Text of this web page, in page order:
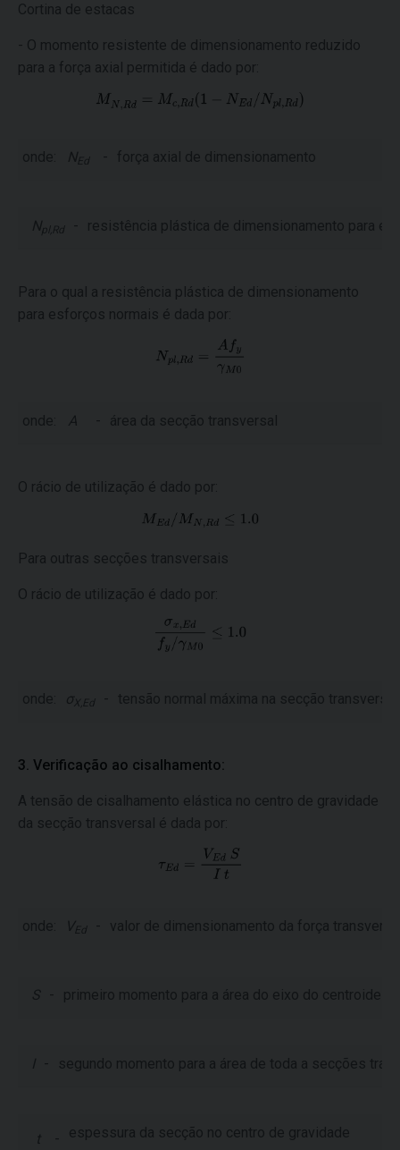
Cortina de estacas
- O momento resistente de dimensionamento reduzido
para a força axial permitida é dado por:
onde: NEd - força axial de dimensionamento
Npl,Rd - resistência plástica de dimensionamento para
Para o qual a resistência plástica de dimensionamento
para esforços normais é dada por:
onde: A - área da secção transversal
O rácio de utilização é dado por:
Para outras secções transversais
O rácio de utilização é dado por:
onde: σ X,Ed - tensão normal máxima na secção
3. Verificação ao cisalhamento:
A tensão de cisalhamento elástica no centro de gravidade
da secção transversal é dada por:
onde: VEd - valor de dimensionamento da força
S - primeiro momento para a área do eixo do centroide
I - segundo momento para a área de toda a secções
t - espessura da secção no centro de gravidade